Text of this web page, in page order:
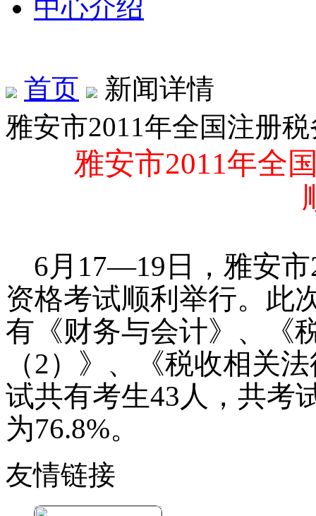
中心介绍
首页
新闻详情
雅安市2011年全国注册
雅安市2011年全
6月 17—19 日，雅安市
资格考试顺利举行。 此
有《财务与会计》、《
（2）》、《税收相关
试共有考生43人，共考
为76.8%。
友情链接